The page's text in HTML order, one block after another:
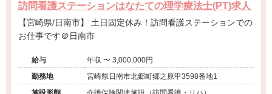
訪問看護ステーションはなたての理学療法士(PT)求人
【宮崎県/日南市】 土日固定休み！訪問看護ステーションでの
お仕事です＠日南市
給与
年収 〜 3,000,000円
勤務地
宮崎県日南市北郷町郷之原甲3598番地1